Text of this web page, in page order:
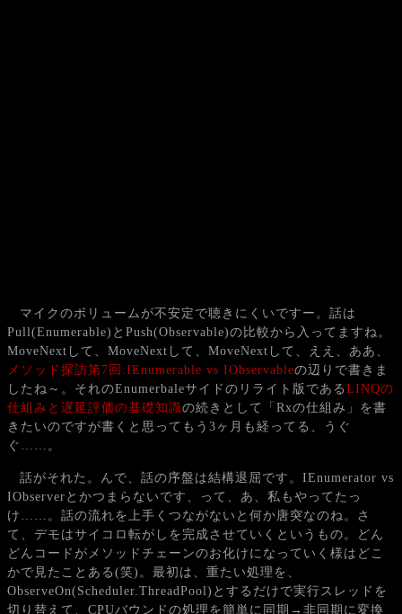
マイクのボリュームが不安定で聴きにくいですー。話は
Pull(Enumerable)とPush(Observable)の比較から入ってますね。
MoveNextして、MoveNextして、MoveNextして、ええ、ああ、
メソッド探訪第7回:IEnumerable vs IObservableの辺りで書きま
したね～。それのEnumerbaleサイドのリライト版である LINQの
仕組みと遅延評価の基礎知識の続きとして「Rxの仕組み」を書
きたいのですが書くと思ってもう3ヶ月も経ってる、うぐ
ぐ……。
話がそれた。んで、話の序盤は結構退屈です。IEnumerator vs
IObserverとかつまらないです、って、あ、私もやってたっ
け……。話の流れを上手くつながないと何か唐突なのね。さ
て、デモはサイコロ転がしを完成させていくというもの。どん
どんコードがメソッドチェーンのお化けになっていく様はどこ
かで見たことある(笑)。最初は、重たい処理を、
ObserveOn(Scheduler.ThreadPool)とするだけで実行スレッドを
切り替えて、CPUバウンドの処理を簡単に同期→非同期に変換